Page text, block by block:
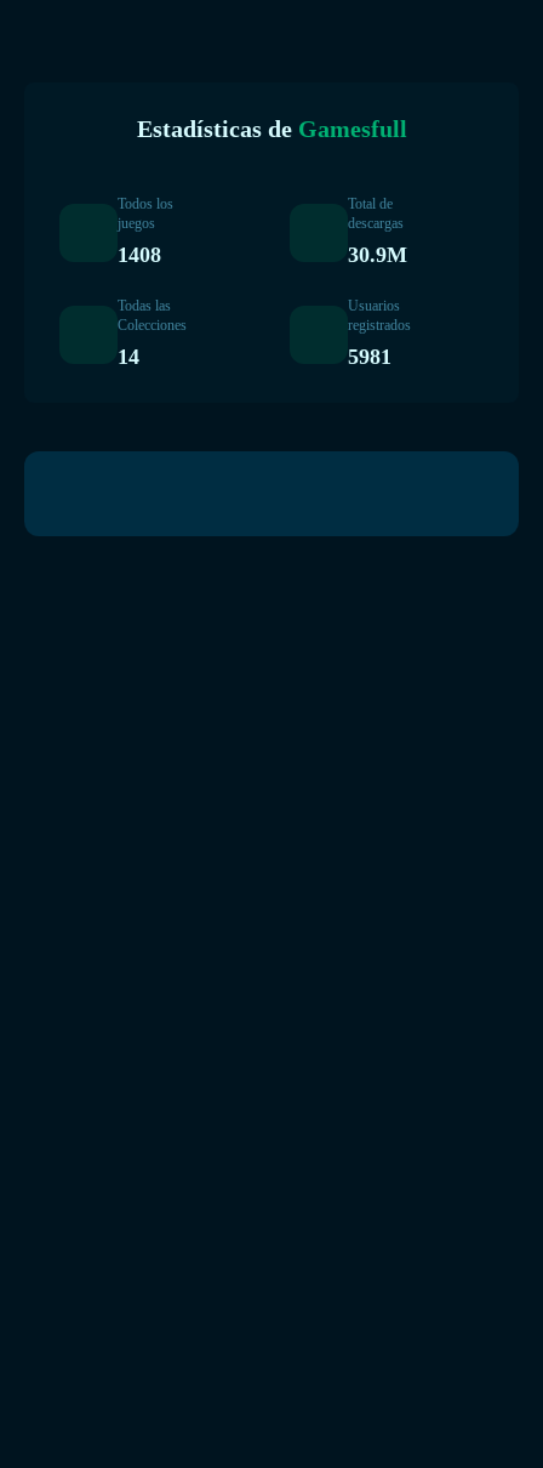
Estadísticas de Gamesfull
Todos los
juegos
1408
Total de
descargas
30.9M
Todas las
Colecciones
14
Usuarios
registrados
5981